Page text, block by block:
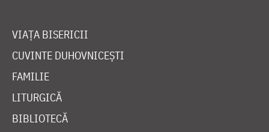
VIAȚA BISERICII
CUVINTE DUHOVNICEȘTI
FAMILIE
LITURGICĂ
BIBLIOTECĂ